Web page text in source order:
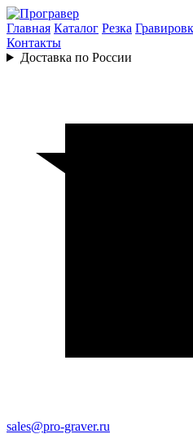
Главная Каталог Резка
Контакты
Доставка по России
sales@pro-graver.ru